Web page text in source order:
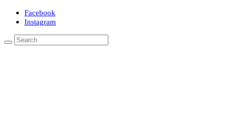
Facebook
Instagram